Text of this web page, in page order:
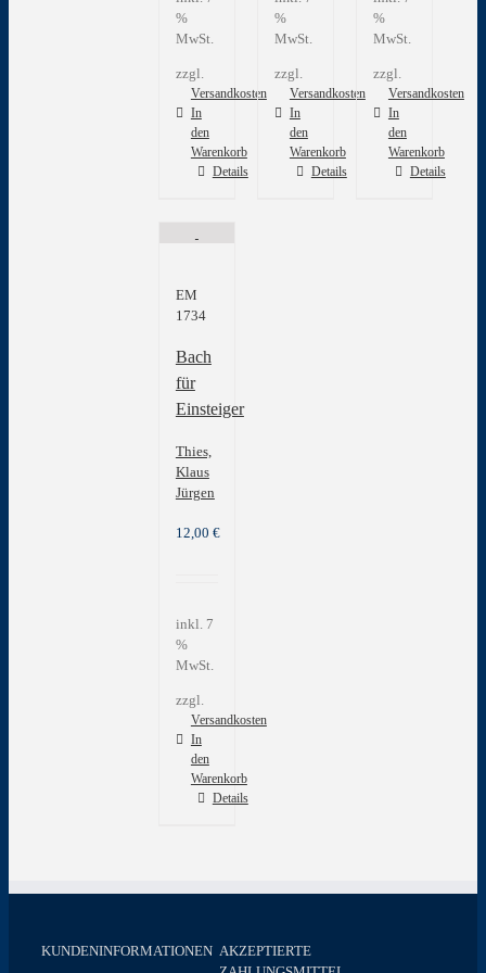
%
MwSt.
zzgl.
Versandkosten
In
den
Warenkorb
Details
%
MwSt.
zzgl.
Versandkosten
In
den
Warenkorb
Details
%
MwSt.
zzgl.
Versandkosten
In
den
Warenkorb
Details
EM
1734
Bach
für
Einsteiger
Thies,
Klaus
Jürgen
12,00 €
inkl. 7
%
MwSt.
zzgl.
Versandkosten
In
den
Warenkorb
Details
KUNDENINFORMATIONEN AKZEPTIERTE